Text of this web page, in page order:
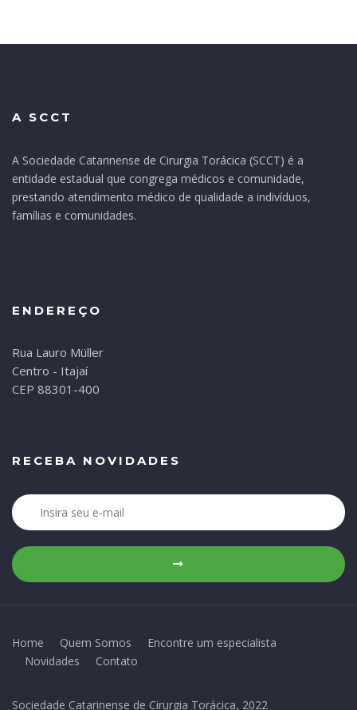
A SCCT
A Sociedade Catarinense de Cirurgia Torácica (SCCT) é a
entidade estadual que congrega médicos e comunidade,
prestando atendimento médico de qualidade a indivíduos,
famílias e comunidades.
ENDEREÇO
Rua Lauro Müller
Centro - Itajaí
CEP 88301-400
RECEBA NOVIDADES
Home Quem Somos
Encontre um especialista
Novidades
Contato
Sociedade Catarinense de Cirurgia Torácica, 2022